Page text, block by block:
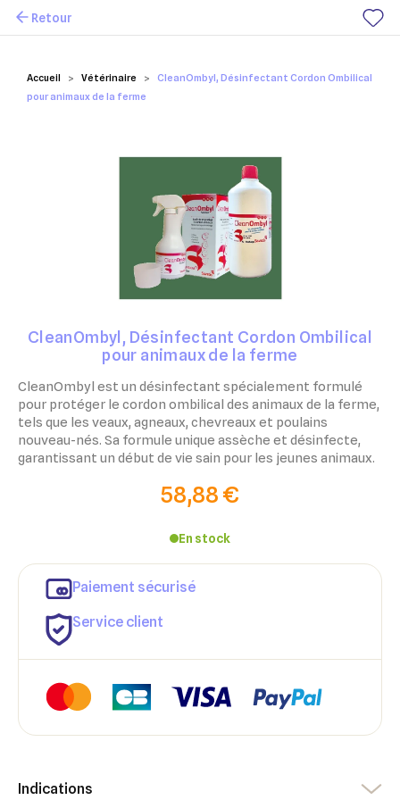
Mes favoris
Accueil Vétérinaire
CleanOmbyl, Désinfectant Cordon Ombilical
pour animaux de la ferme
Retour
CleanOmbyl, Désinfectant Cordon Ombilical
pour animaux de la ferme
CleanOmbyl est un désinfectant spécialement formulé
pour protéger le cordon ombilical des animaux de la ferme,
tels que les veaux, agneaux, chevreaux et poulains
nouveau-nés. Sa formule unique assèche et désinfecte,
garantissant un début de vie sain pour les jeunes animaux.
58,88 €
En stock
Paiement sécurisé
Service client
Indications
Créer une liste d'envies ×
Connexion ×